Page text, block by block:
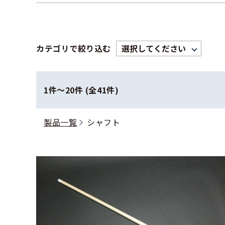
カテゴリで絞り込む
1件〜20件 (全41件)
製品一覧 シャフト